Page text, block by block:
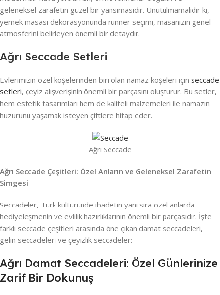
geleneksel zarafetin güzel bir yansımasıdır. Unutulmamalıdır ki,
yemek masası dekorasyonunda runner seçimi, masanızın genel
atmosferini belirleyen önemli bir detaydır.
Ağrı Seccade Setleri
Evlerimizin özel köşelerinden biri olan namaz köşeleri için seccade
setleri, çeyiz alışverişinin önemli bir parçasını oluşturur. Bu setler,
hem estetik tasarımları hem de kaliteli malzemeleri ile namazın
huzurunu yaşamak isteyen çiftlere hitap eder.
Ağrı Seccade
Ağrı Seccade Çeşitleri: Özel Anların ve Geleneksel Zarafetin
Simgesi
Seccadeler, Türk kültüründe ibadetin yanı sıra özel anlarda
hediyeleşmenin ve evlilik hazırlıklarının önemli bir parçasıdır. İşte
farklı seccade çeşitleri arasında öne çıkan damat seccadeleri,
gelin seccadeleri ve çeyizlik seccadeler:
Ağrı Damat Seccadeleri: Özel Günlerinize
Zarif Bir Dokunuş